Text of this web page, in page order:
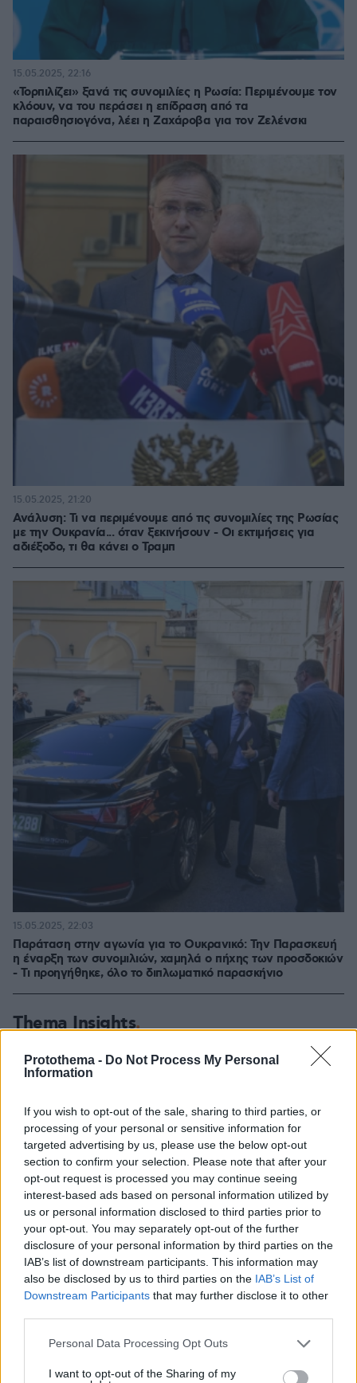
Protothema - Do Not Process My Personal
Information
If you wish to opt-out of the sale, sharing to third parties, or
processing of your personal or sensitive information for
targeted advertising by us, please use the below opt-out
section to confirm your selection. Please note that after your
opt-out request is processed you may continue seeing
interest-based ads based on personal information utilized by
us or personal information disclosed to third parties prior to
your opt-out. You may separately opt-out of the further
disclosure of your personal information by third parties on the
IAB’s list of downstream participants. This information may
also be disclosed by us to third parties on the IAB’s List of
Downstream Participants that may further disclose it to other
Please note that this website/app uses one or more Google
not limited to your visit or usage behaviour. You may click to
Personal Data Processing Opt Outs
I want to opt-out of the Sharing of my
«Τορπιλίζει» ξανά τις συνομιλίες η Ρωσία: Περιμένουμε τον
κλόουν, να του περάσει η επίδραση από τα
παραισθησιογόνα, λέει η Ζαχάροβα για τον Ζελένσκι
15.05.2025, 22:16
Ανάλυση: Τι να περιμένουμε από τις συνομιλίες της Ρωσίας
με την Ουκρανία... όταν ξεκινήσουν - Οι εκτιμήσεις για
αδιέξοδο, τι θα κάνει ο Τραμπ
15.05.2025, 21:20
Παράταση στην αγωνία για το Ουκρανικό: Την Παρασκευή
η έναρξη των συνομιλιών, χαμηλά ο πήχης των προσδοκιών
- Τι προηγήθηκε, όλο το διπλωματικό παρασκήνιο
15.05.2025, 22:03
Thema Insights